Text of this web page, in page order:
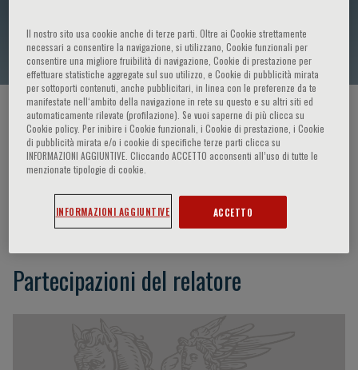
Anil Parwani
HOME PAGE / CORSI ED EVENTI / RELATORE
Anil Parwani
Partecipazioni del relatore
Il nostro sito usa cookie anche di terze parti. Oltre ai Cookie strettamente
necessari a consentire la navigazione, si utilizzano, Cookie funzionali per
consentire una migliore fruibilità di navigazione, Cookie di prestazione per
effettuare statistiche aggregate sul suo utilizzo, e Cookie di pubblicità mirata
per sottoporti contenuti, anche pubblicitari, in linea con le preferenze da te
manifestate nell‘ambito della navigazione in rete su questo e su altri siti ed
automaticamente rilevate (profilazione). Se vuoi saperne di più clicca su
Cookie policy. Per inibire i Cookie funzionali, i Cookie di prestazione, i Cookie
di pubblicità mirata e/o i cookie di specifiche terze parti clicca su
INFORMAZIONI AGGIUNTIVE. Cliccando ACCETTO acconsenti all’uso di tutte le
menzionate tipologie di cookie.
INFORMAZIONI AGGIUNTIVE ACCETTO